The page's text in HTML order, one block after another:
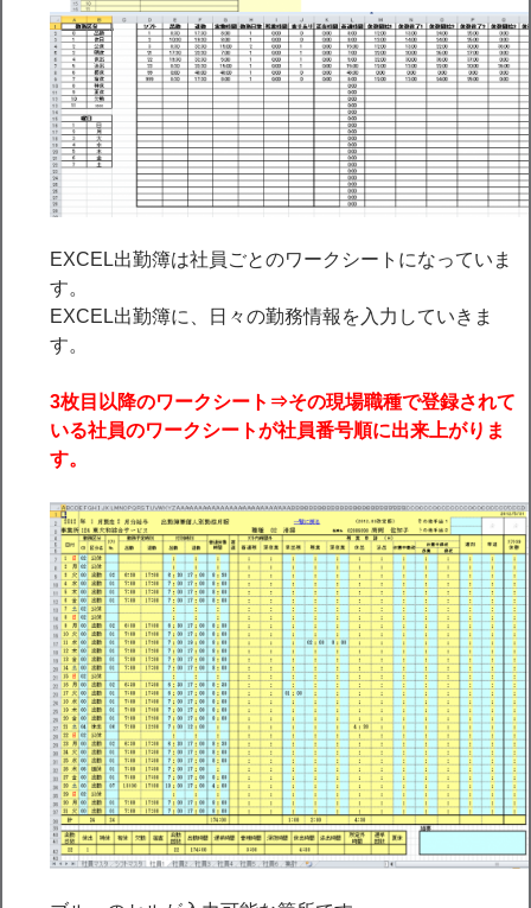
EXCEL出勤簿は社員ごとのワークシートになっていま
す。
EXCEL出勤簿に、日々の勤務情報を入力していきま
す。
3枚目以降のワークシート⇒その現場職種で登録されて
いる社員のワークシートが社員番号順に出来上がりま
す。